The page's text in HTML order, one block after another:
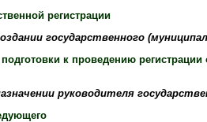
регистрации
государственного
к проведению
руководителя